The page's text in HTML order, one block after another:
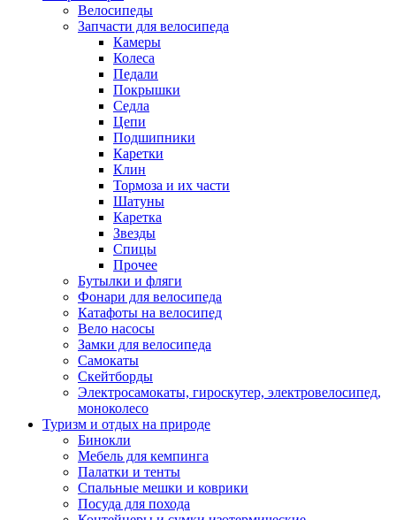
Велосипеды
Запчасти для велосипеда
Камеры
Колеса
Педали
Покрышки
Седла
Цепи
Подшипники
Каретки
Клин
Тормоза и их части
Шатуны
Каретка
Звезды
Спицы
Прочее
Бутылки и фляги
Фонари для велосипеда
Катафоты на велосипед
Вело насосы
Замки для велосипеда
Самокаты
Скейтборды
Электросамокаты, гироскутер, электровелосипед,
моноколесо
Туризм и отдых на природе
Бинокли
Мебель для кемпинга
Палатки и тенты
Спальные мешки и коврики
Посуда для похода